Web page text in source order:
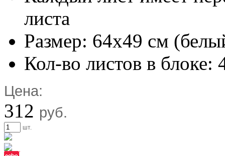
листа
Размер: 64x49 см
Кол-во листов в блоке:
Цена:
312 руб.
шт.